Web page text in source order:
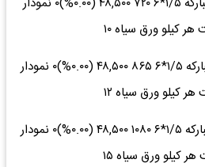
هر کیلو ورق سیاه ۱۰
هر کیلو ورق سیاه ۱۲ فولاد مبارکه ۱/۵*۶ ۸۶۵ ۴۸,۵۰۰ (۰.۰۰%)۰ نمودار
کیلو ورق سیاه ۱۲
هر کیلو ورق سیاه ۱۵ فولاد مبارکه ۱/۵*۶ ۱۰۸۰ ۴۸,۵۰۰ (۰.۰۰%)۰ نمودار
کیلو ورق سیاه ۱۵